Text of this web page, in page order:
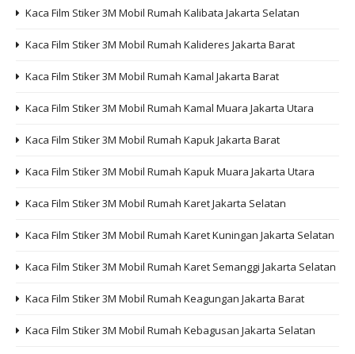
Kaca Film Stiker 3M Mobil Rumah Kalibata Jakarta Selatan
Kaca Film Stiker 3M Mobil Rumah Kalideres Jakarta Barat
Kaca Film Stiker 3M Mobil Rumah Kamal Jakarta Barat
Kaca Film Stiker 3M Mobil Rumah Kamal Muara Jakarta Utara
Kaca Film Stiker 3M Mobil Rumah Kapuk Jakarta Barat
Kaca Film Stiker 3M Mobil Rumah Kapuk Muara Jakarta Utara
Kaca Film Stiker 3M Mobil Rumah Karet Jakarta Selatan
Kaca Film Stiker 3M Mobil Rumah Karet Kuningan Jakarta Selatan
Kaca Film Stiker 3M Mobil Rumah Karet Semanggi Jakarta Selatan
Kaca Film Stiker 3M Mobil Rumah Keagungan Jakarta Barat
Kaca Film Stiker 3M Mobil Rumah Kebagusan Jakarta Selatan